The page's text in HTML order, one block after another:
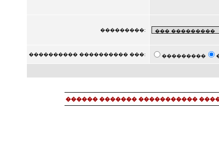
���������:
���������� ���������� ���: ���������
������ ������� �����������